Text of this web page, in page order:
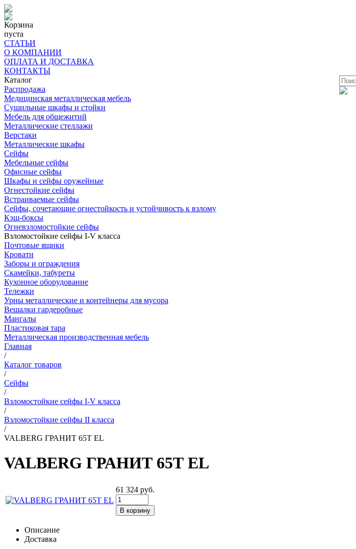
Корзина
пуста
СТАТЬИ
О КОМПАНИИ
ОПЛАТА И ДОСТАВКА
КОНТАКТЫ
Каталог
Распродажа
Медицинская металлическая мебель
Сушильные шкафы и стойки
Мебель для общежитий
Металлические стеллажи
Верстаки
Металлические шкафы
Сейфы
Мебельные сейфы
Офисные сейфы
Шкафы и сейфы оружейные
Огнестойкие сейфы
Встраиваемые сейфы
Сейфы, сочетающие огнестойкость и устойчивость к взлому
Кэш-боксы
Огневзломостойкие сейфы
Взломостойкие сейфы I-V класса
Почтовые ящики
Кровати
Заборы и ограждения
Скамейки, табуреты
Кухонное оборудование
Тележки
Урны металлические и контейнеры для мусора
Вешалки гардеробные
Мангалы
Пластиковая тара
Металлическая производственная мебель
Главная
/
Каталог товаров
/
Сейфы
/
Взломостойкие сейфы I-V класса
/
Взломостойкие сейфы II класса
/
VALBERG ГРАНИТ 65Т EL
VALBERG ГРАНИТ 65Т EL
61 324 руб.
Описание
Доставка